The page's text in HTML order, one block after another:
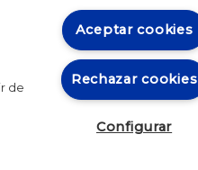
de
Aceptar cookies
Rechazar cookies
Configurar